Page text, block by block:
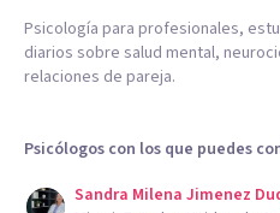
Psicología para profesionales,
diarios sobre salud mental,
relaciones de pareja.
Psicólogos con los que puedes
Sandra Milena Jimenez